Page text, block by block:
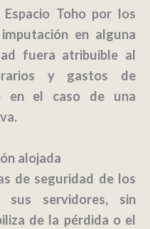
Espacio Tohopor los
en alguna
fuera atribuible al
y gastos de
en el caso de una
alojada
de seguridad de los
sus servidores, sin
de la pérdida o el